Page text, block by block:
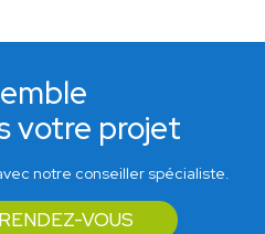
votre projet
notre conseiller spécialiste.
VOUS